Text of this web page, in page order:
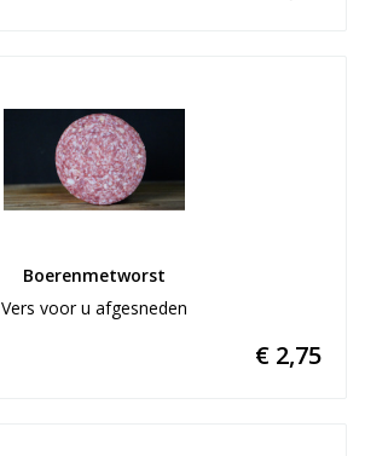
Boerenmetworst
Vers voor u afgesneden
€ 2,75